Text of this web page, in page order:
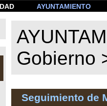
AYUNTAMIENTO
Gobierno
Seguimiento de